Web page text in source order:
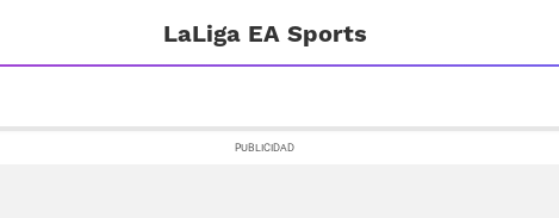
LaLiga EA Sports